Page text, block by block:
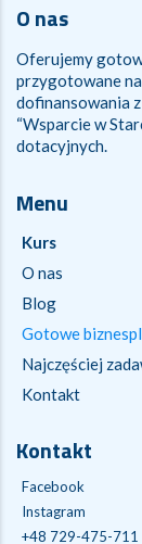
O nas
Oferujemy
przygotowane
dofinansowania
“Wsparcie w
dotacyjnych.
Menu
Kurs
O nas
Blog
Gotowe
Najczęściej
Kontakt
Kontakt
Facebook
Instagram
+48 729-475-711